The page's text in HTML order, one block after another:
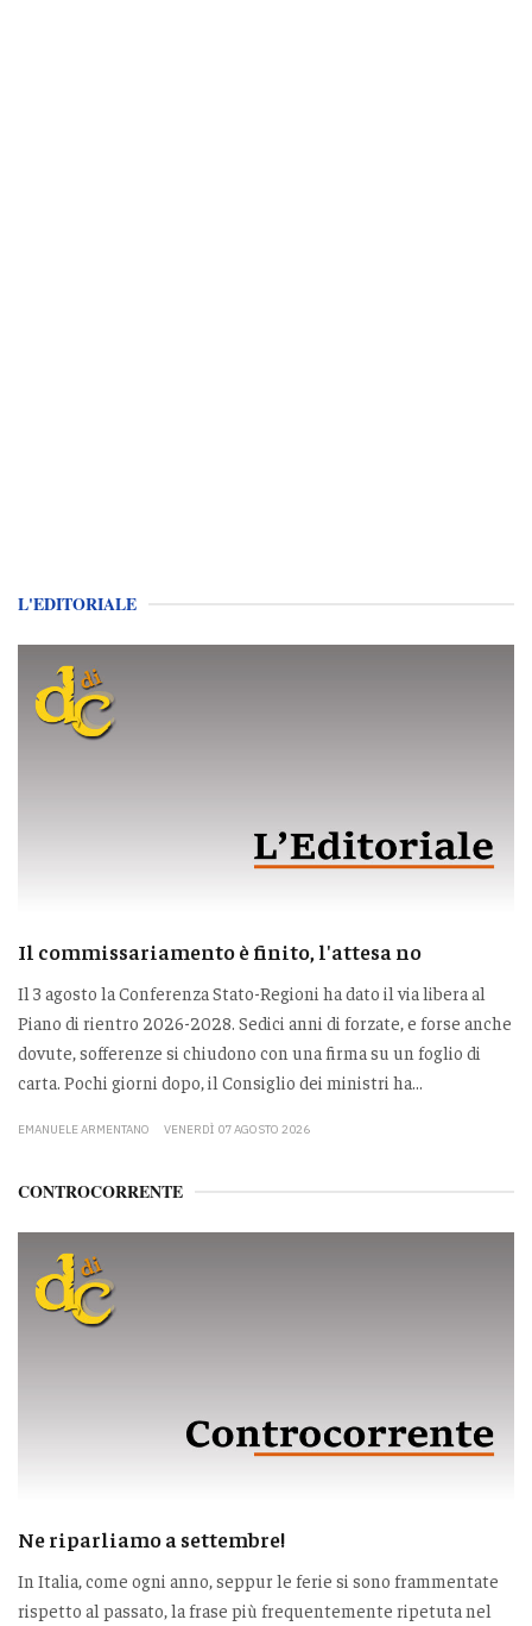
L'EDITORIALE
Il commissariamento è finito, l'attesa no
Il 3 agosto la Conferenza Stato-Regioni ha dato il via libera al
Piano di rientro 2026-2028. Sedici anni di forzate, e forse anche
dovute, sofferenze si chiudono con una firma su un foglio di
carta. Pochi giorni dopo, il Consiglio dei ministri ha...
EMANUELE ARMENTANO VENERDÌ 07 AGOSTO 2026
CONTROCORRENTE
Ne riparliamo a settembre!
In Italia, come ogni anno, seppur le ferie si sono frammentate
rispetto al passato, la frase più frequentemente ripetuta nel